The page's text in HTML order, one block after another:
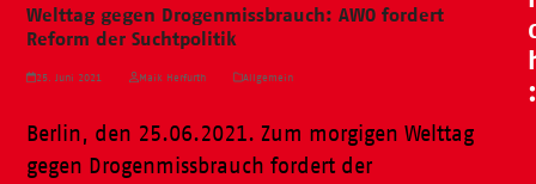
Welttag gegen Drogenmissbrauch: AWO fordert
Reform der Suchtpolitik
25. Juni 2021 Maik Herfurth Allgemein
Berlin, den 25.06.2021. Zum morgigen Welttag
gegen Drogenmissbrauch fordert der
: